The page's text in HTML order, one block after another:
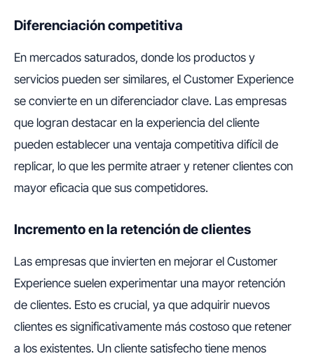
Diferenciación competitiva
En mercados saturados, donde los productos y
servicios pueden ser similares, el Customer Experience
se convierte en un diferenciador clave. Las empresas
que logran destacar en la experiencia del cliente
pueden establecer una ventaja competitiva difícil de
replicar, lo que les permite atraer y retener clientes con
mayor eficacia que sus competidores.
Incremento en la retención de clientes
Las empresas que invierten en mejorar el Customer
Experience suelen experimentar una mayor retención
de clientes. Esto es crucial, ya que adquirir nuevos
clientes es significativamente más costoso que retener
a los existentes. Un cliente satisfecho tiene menos